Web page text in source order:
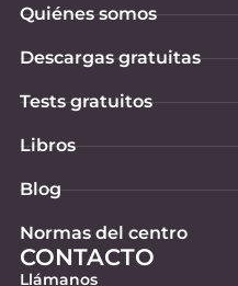
Quiénes somos
Descargas gratuitas
Tests gratuitos
Libros
Blog
Normas del centro
CONTACTO
Llámanos